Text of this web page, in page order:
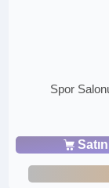
Spor
Satın